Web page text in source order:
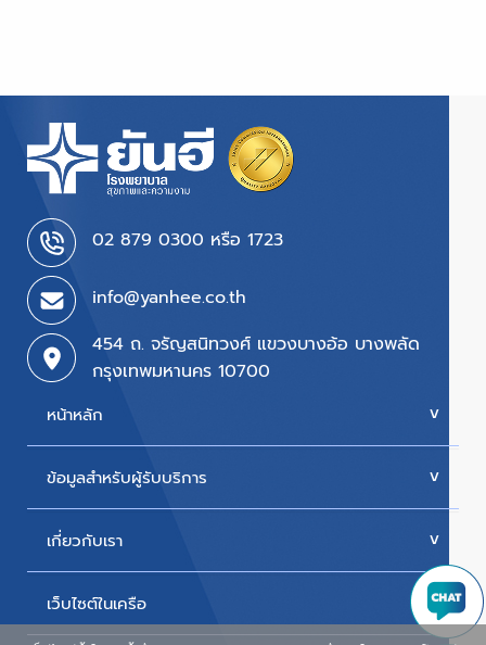
02 879 0300 หรือ 1723
info@yanhee.co.th
454 ถ. จรัญสนิทวงศ์ แขวงบางอ้อ บางพลัด
กรุงเทพมหานคร 10700
หน้าหลัก
บริการของเรา
ข้อมูลสำหรับผู้รับบริการ
นัดหมายแพทย์
สิทธิเบิกตรงข้าราชการ
เกี่ยวกับเรา
ประวัติโรงพยาบาล
เว็บไซต์ในเครือ